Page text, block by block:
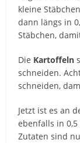
kleine
dann längs in
Stäbchen,
Die Kartoffeln
schneiden.
schneiden,
Jetzt ist es an
ebenfalls in
Zutaten sind